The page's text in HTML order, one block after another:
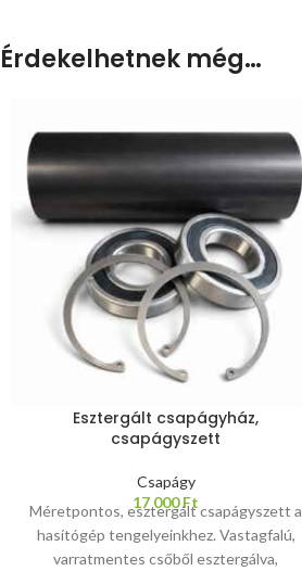
Érdekelhetnek még…
Esztergált csapágyház,
csapágyszett
Csapágy
17 000Ft
Méretpontos, esztergált csapágyszett a
hasítógép tengelyeinkhez. Vastagfalú,
varratmentes csőből esztergálva,